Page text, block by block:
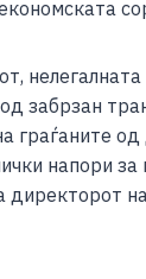
забрзан
напори